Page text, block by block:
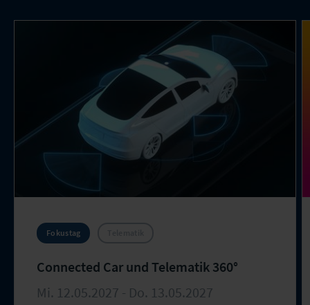
Fokustag
Connected Car und Telematik 360°
Mi. 12.05.2027 - Do. 13.05.2027